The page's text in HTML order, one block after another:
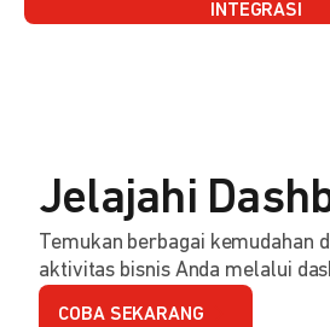
INTEGRASI
Jelajahi
Temukan berbagai kemudahan
aktivitas bisnis Anda melalui
COBA SEKARANG